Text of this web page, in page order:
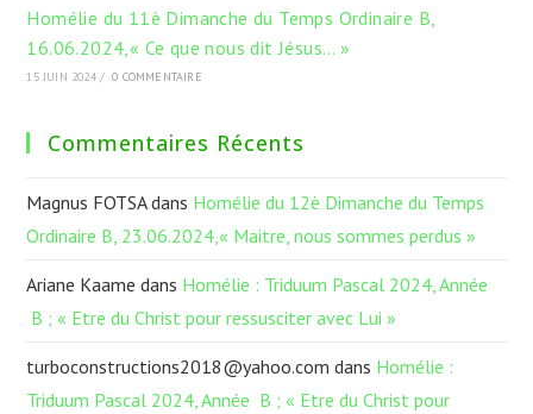
Homélie du 11è Dimanche du Temps Ordinaire B,
16.06.2024,« Ce que nous dit Jésus… »
15 JUIN 2024 / 0 COMMENTAIRE
Commentaires Récents
Magnus FOTSAdans Homélie du 12è Dimanche du Temps
Ordinaire B, 23.06.2024,« Maitre, nous sommes perdus »
Ariane Kaame dans Homélie : Triduum Pascal 2024, Année
B ; « Etre du Christ pour ressusciter avec Lui »
turboconstructions2018@yahoo.com dans Homélie :
Triduum Pascal 2024, Année B ; « Etre du Christ pour